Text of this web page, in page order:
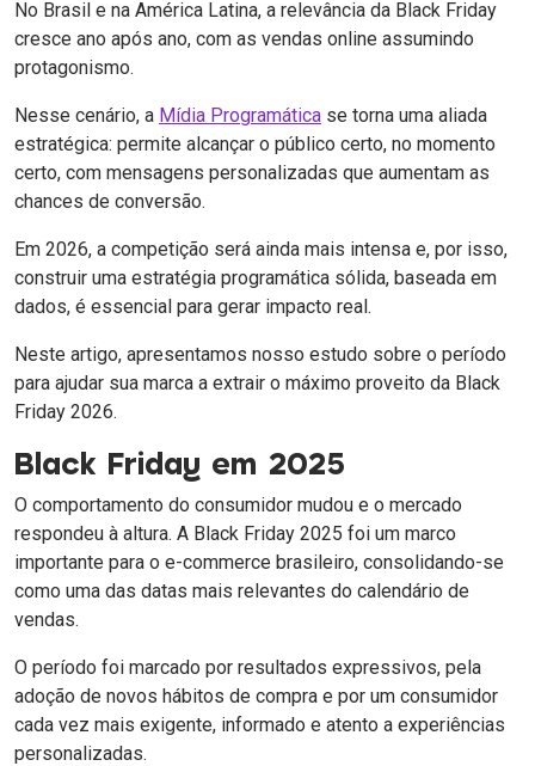
No Brasil e na América Latina, a relevância da Black Friday
cresce ano após ano, com as vendas online assumindo
protagonismo.
Nesse cenário, a Mídia Programática se torna uma aliada
estratégica: permite alcançar o público certo, no momento
certo, com mensagens personalizadas que aumentam as
chances de conversão.
Em 2026, a competição será ainda mais intensa e, por isso,
construir uma estratégia programática sólida, baseada em
dados, é essencial para gerar impacto real.
Neste artigo, apresentamos nosso estudo sobre o período
para ajudar sua marca a extrair o máximo proveito da Black
Friday 2026.
Black Friday em 2025
O comportamento do consumidor mudou e o mercado
respondeu à altura. A Black Friday 2025 foi um marco
importante para o e-commerce brasileiro, consolidando-se
como uma das datas mais relevantes do calendário de
vendas.
O período foi marcado por resultados expressivos, pela
adoção de novos hábitos de compra e por um consumidor
cada vez mais exigente, informado e atento a experiências
personalizadas.